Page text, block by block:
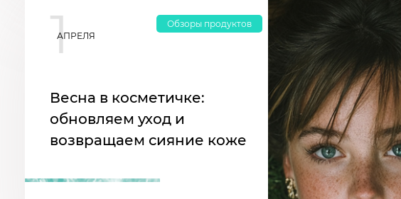
1
АПРЕЛЯ
Обзоры продуктов
Весна в косметичке:
обновляем уход и
возвращаем сияние коже